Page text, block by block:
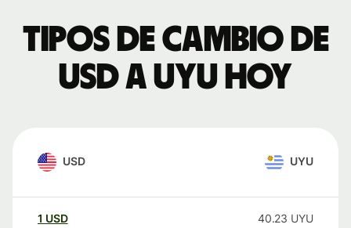
Tipos de cambio de
USD a UYU hoy
USD UYU
1 USD 40.23 UYU